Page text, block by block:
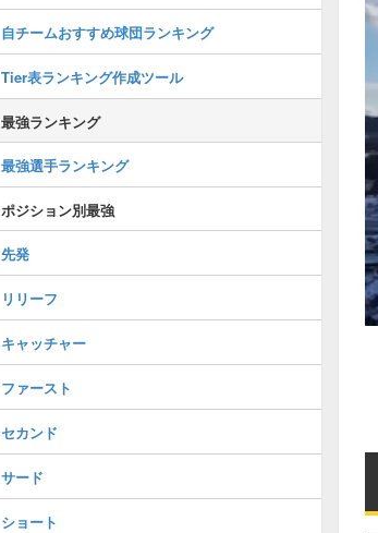
自チームおすすめ球団ランキング
Tier表ランキング作成ツール
最強ランキング
最強選手ランキング
ポジション別最強
先発
リリーフ
キャッチャー
ファースト
セカンド
サード
ショート